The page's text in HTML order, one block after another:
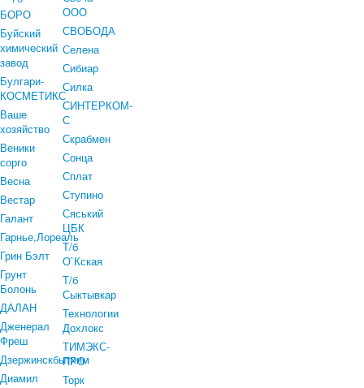
БОРО
Буйский
химический
завод
Булгари-
КОСМЕТИКС
Ваше
хозяйство
Веники
сорго
Весна
Вестар
Галант
Гарнье,Лореаль
Грин Бэлт
Грунт
Болонь
ДАЛАН
Дженерал
Фреш
Дзержинскбытхим
Диамил
ООО
СВОБОДА
Селена
Сибиар
Силка
СИНТЕРКОМ-
С
Скрабмен
Сонца
Сплат
Ступино
Сяський
ЦБК
Т/б
О`Кская
Т/б
Сыктывкар
Технологии
Дохлокс
ТИМЭКС-
ПРО
Торк